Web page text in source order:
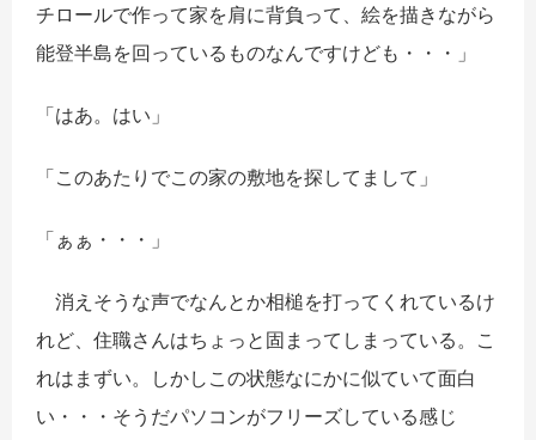
チロールで作って家を肩に背負って、絵を描きながら
能登半島を回っているものなんですけども・・・」
「はあ。はい」
「このあたりでこの家の敷地を探してまして」
「ぁぁ・・・」
消えそうな声でなんとか相槌を打ってくれているけ
れど、住職さんはちょっと固まってしまっている。こ
れはまずい。しかしこの状態なにかに似ていて面白
い・・・そうだパソコンがフリーズしている感じ